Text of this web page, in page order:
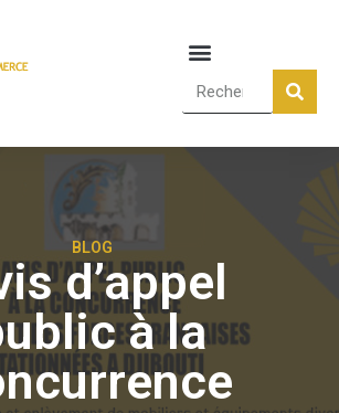
BLOG
d’appel
à la